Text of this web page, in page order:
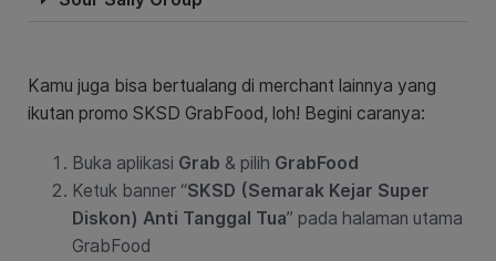
Kamu juga bisa bertualang di merchant lainnya yang
ikutan promo SKSD GrabFood, loh! Begini caranya:
Buka aplikasi Grab & pilih GrabFood
Ketuk banner “SKSD (Semarak Kejar Super
Diskon) Anti Tanggal Tua” pada halaman utama
GrabFood